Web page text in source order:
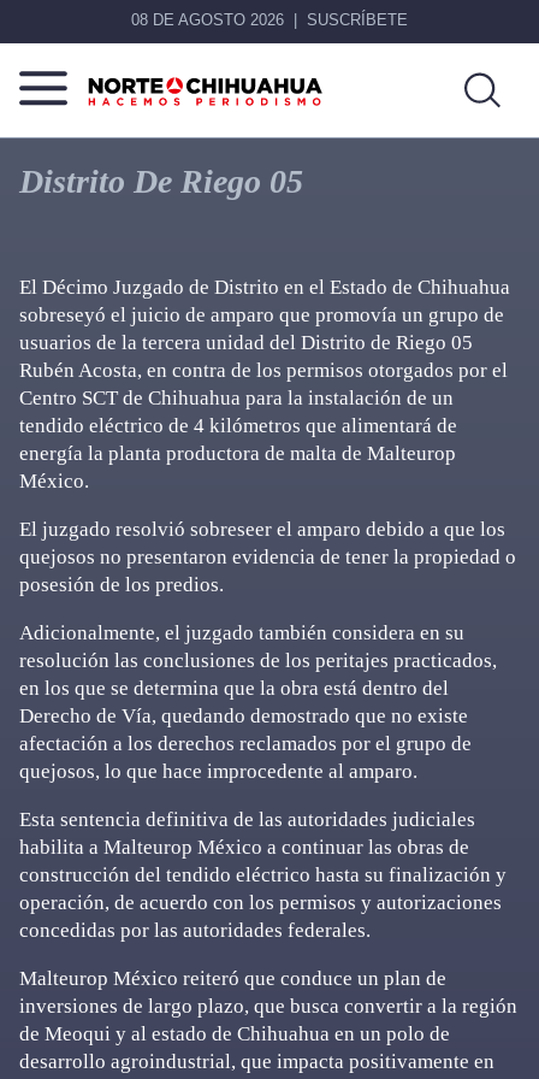
08 DE AGOSTO 2026 SUSCRÍBETE
Norte
De
Chihuahua
Más
que
noticias,
Distrito De Riego 05
El Décimo Juzgado de Distrito en el Estado de Chihuahua
sobreseyó el juicio de amparo que promovía un grupo de
usuarios de la tercera unidad del Distrito de Riego 05
Rubén Acosta, en contra de los permisos otorgados por el
Centro SCT de Chihuahua para la instalación de un
tendido eléctrico de 4 kilómetros que alimentará de
energía la planta productora de malta de Malteurop
México.
El juzgado resolvió sobreseer el amparo debido a que los
quejosos no presentaron evidencia de tener la propiedad o
posesión de los predios.
Adicionalmente, el juzgado también considera en su
resolución las conclusiones de los peritajes practicados,
en los que se determina que la obra está dentro del
Derecho de Vía, quedando demostrado que no existe
afectación a los derechos reclamados por el grupo de
quejosos, lo que hace improcedente al amparo.
Esta sentencia definitiva de las autoridades judiciales
habilita a Malteurop México a continuar las obras de
construcción del tendido eléctrico hasta su finalización y
operación, de acuerdo con los permisos y autorizaciones
concedidas por las autoridades federales.
Malteurop México reiteró que conduce un plan de
inversiones de largo plazo, que busca convertir a la región
de Meoqui y al estado de Chihuahua en un polo de
desarrollo agroindustrial, que impacta positivamente en